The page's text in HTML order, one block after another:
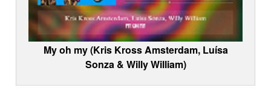
My oh my (Kris Kross Amsterdam, Luísa
Sonza & Willy William)